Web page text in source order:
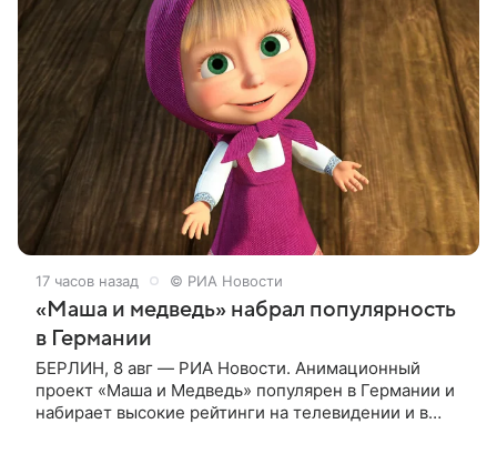
17 часов назад © РИА Новости
«Маша и медведь» набрал популярность
в Германии
БЕРЛИН, 8 авг — РИА Новости. Анимационный
проект «Маша и Медведь» популярен в Германии и
набирает высокие рейтинги на телевидении и в